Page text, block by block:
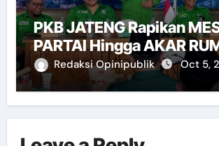
PKB JATENG Rapikan
PARTAI Hingga AKAR
Redaksi Opinipublik Oct 5,